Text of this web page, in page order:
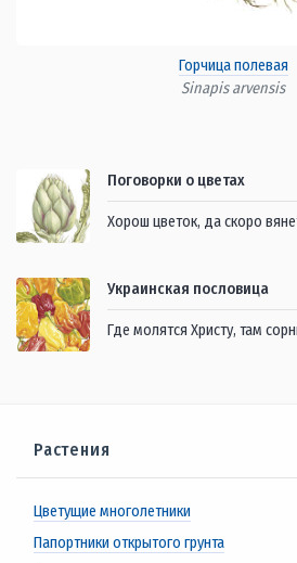
Горчица полевая
Sinapis arvensis
Поговорки о цветах
Хорош цветок, да скоро
Украинская пословица
Где молятся Христу, там
Растения
Цветущие многолетники
Папортники открытого грунта